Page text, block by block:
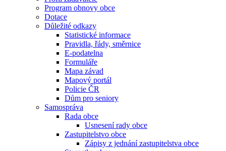
Program obnovy obce
Dotace
Důležité odkazy
Statistické informace
Pravidla, řády, směrnice
E-podatelna
Formuláře
Mapa závad
Mapový portál
Policie ČR
Dům pro seniory
Samospráva
Rada obce
Usnesení rady obce
Zastupitelstvo obce
Zápisy z jednání zastupitelstva obce